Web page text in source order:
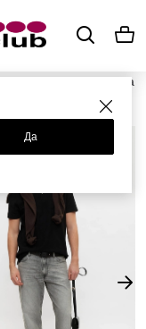
Да
Мужская одежда